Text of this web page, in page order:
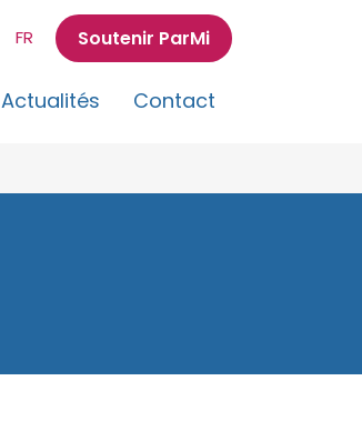
FR Soutenir ParMi
Actualités Contact